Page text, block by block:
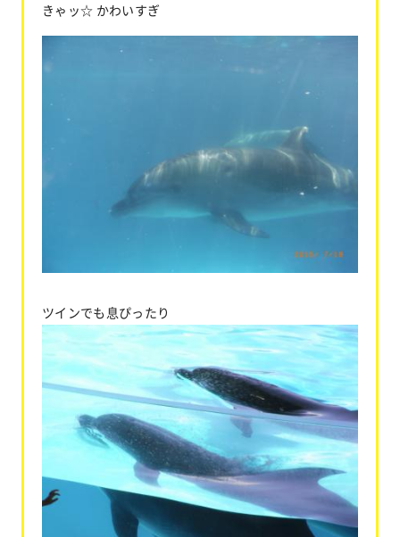
きゃッ☆ かわいすぎ
ツインでも息ぴったり